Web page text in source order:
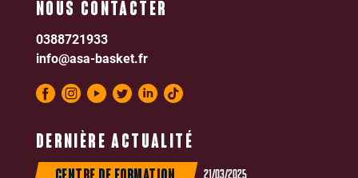
DERNIÈRE ACTUALITÉ
21/03/2025
NOUS CONTACTER
0388721933
info@asa-basket.fr